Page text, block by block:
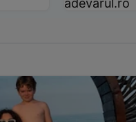
adevarul.ro